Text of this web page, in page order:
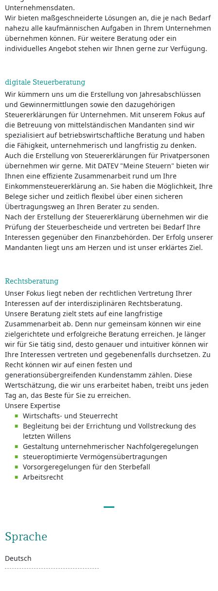
Unternehmensdaten.
Wir bieten maßgeschneiderte Lösungen an, die je nach Bedarf
nahezu alle kaufmännischen Aufgaben in Ihrem Unternehmen
übernehmen können. Für weitere Beratung oder ein
individuelles Angebot stehen wir Ihnen gerne zur Verfügung.
digitale Steuerberatung
Wir kümmern uns um die Erstellung von Jahresabschlüssen
und Gewinnermittlungen sowie den dazugehörigen
Steuererklärungen für Unternehmen. Mit unserem Fokus auf
die Betreuung von mittelständischen Mandanten sind wir
spezialisiert auf betriebswirtschaftliche Beratung und haben
die Fähigkeit, unternehmerisch und langfristig zu denken.
Auch die Erstellung von Steuererklärungen für Privatpersonen
übernehmen wir gerne. Mit DATEV "Meine Steuern" bieten wir
Ihnen eine effiziente Zusammenarbeit rund um Ihre
Einkommensteuererklärung an. Sie haben die Möglichkeit, Ihre
Belege sicher und zeitlich flexibel über einen sicheren
Übertragungsweg an Ihren Berater zu senden.
Nach der Erstellung der Steuererklärung übernehmen wir die
Prüfung der Steuerbescheide und vertreten bei Bedarf Ihre
Interessen gegenüber den Finanzbehörden. Der Erfolg unserer
Mandanten liegt uns am Herzen und ist unser erklärtes Ziel.
Rechtsberatung
Unser Fokus liegt neben der rechtlichen Vertretung Ihrer
Interessen auf der interdisziplinären Rechtsberatung.
Unsere Beratung zielt stets auf eine langfristige
Zusammenarbeit ab. Denn nur gemeinsam können wir eine
zielgerichtete und erfolgreiche Beratung erreichen. Je länger
wir für Sie tätig sind, desto genauer und intuitiver können wir
Ihre Interessen vertreten und gegebenenfalls durchsetzen. Zu
Recht können wir auf einen festen und
generationsübergreifenden Kundenstamm zählen. Diese
Wertschätzung, die wir uns erarbeitet haben, treibt uns jeden
Tag an, das Beste für Sie zu erreichen.
Unsere Expertise
Wirtschafts- und Steuerrecht
Begleitung bei der Errichtung und Vollstreckung des
letzten Willens
Gestaltung unternehmerischer Nachfolgeregelungen
steueroptimierte Vermögensübertragungen
Vorsorgeregelungen für den Sterbefall
Arbeitsrecht
Sprache
Deutsch